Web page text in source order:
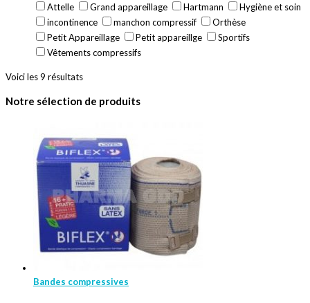
Attelle Grand appareillage Hartmann
Hygiène et soin
incontinence
manchon compressif
Orthèse
Petit Appareillage
Petit appareillge
Sportifs
Vêtements compressifs
Voici les 9 résultats
Notre sélection de produits
Bandes compressives